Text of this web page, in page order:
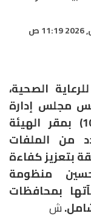
الصحية،
مجلس إدارة
الهيئة، اجتماعه الدوري رقم (100) بمقر الهيئة
من الملفات
بتعزيز كفاءة
منظومة
بمحافظات
ش